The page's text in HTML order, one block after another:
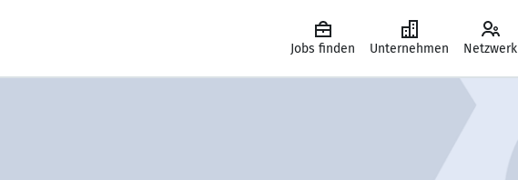
Jobs finden Unternehmen Netzwerk